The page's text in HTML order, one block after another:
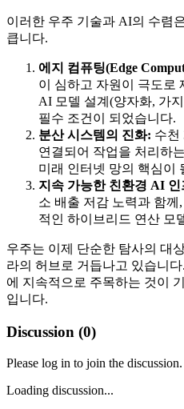
이러한 우주 기술과 AI의 수렴
큽니다.
에지 컴퓨팅(Edge
이 심하고 자원이 극도로
AI 모델 설계(양자화, 가
필수 조건이 되었습니다.
분산 시스템의 진화: 수천
연결되어 작업을 처리하
미래 인터넷 망의 핵심이
지속 가능한 친환경 AI
소 배출 저감 노력과 함께
적인 하이브리드 연산 모
우주는 이제 단순한 탐사의 대
라의 허브로 거듭나고 있습니
에 지속적으로 주목하는 것이
입니다.
Discussion (0)
Please log in to join the discussion.
Loading discussion...